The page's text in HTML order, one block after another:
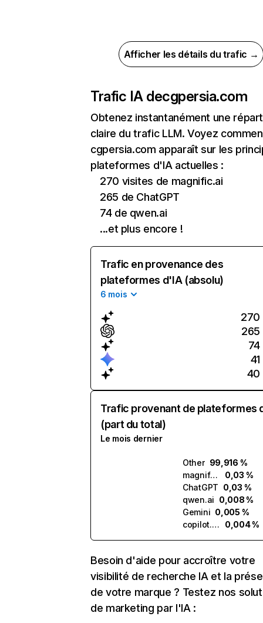
Afficher les détails du trafic →
Trafic IA decgpersia.com
Obtenez instantanément une
claire du trafic LLM. Voyez
cgpersia.com apparaît sur les
plateformes d'IA actuelles :
270 visites de magnific.ai
265 de ChatGPT
74 de qwen.ai
...et plus encore !
Trafic en provenance des
plateformes d'IA (absolu)
6 mois
270
265
74
41
40
Trafic provenant de plateformes
(part du total)
Le mois dernier
Other 99,916 %
magnific.ai
0,03 %
ChatGPT 0,03 %
qwen.ai 0,008 %
Gemini 0,005 %
copilot.microsoft.com
0,004 %
Besoin d'aide pour accroître votre
visibilité de recherche IA et la
de votre marque ? Testez nos
de marketing par l'IA :